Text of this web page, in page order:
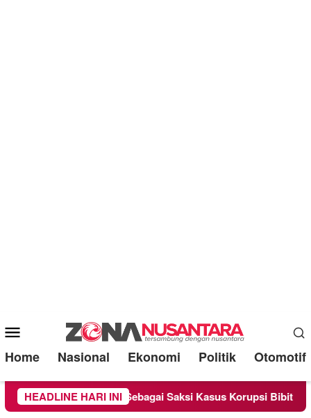
Mobile
Menu
Home Nasional Ekonomi Politik Otomotif
HEADLINE HARI INI
Diperiksa Sebagai Saksi Kasus Korupsi Bibit Nanas